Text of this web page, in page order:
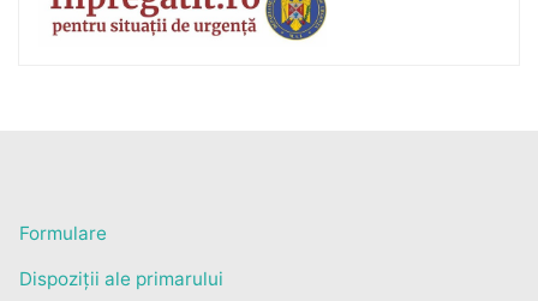
Formulare
Dispoziții ale primarului